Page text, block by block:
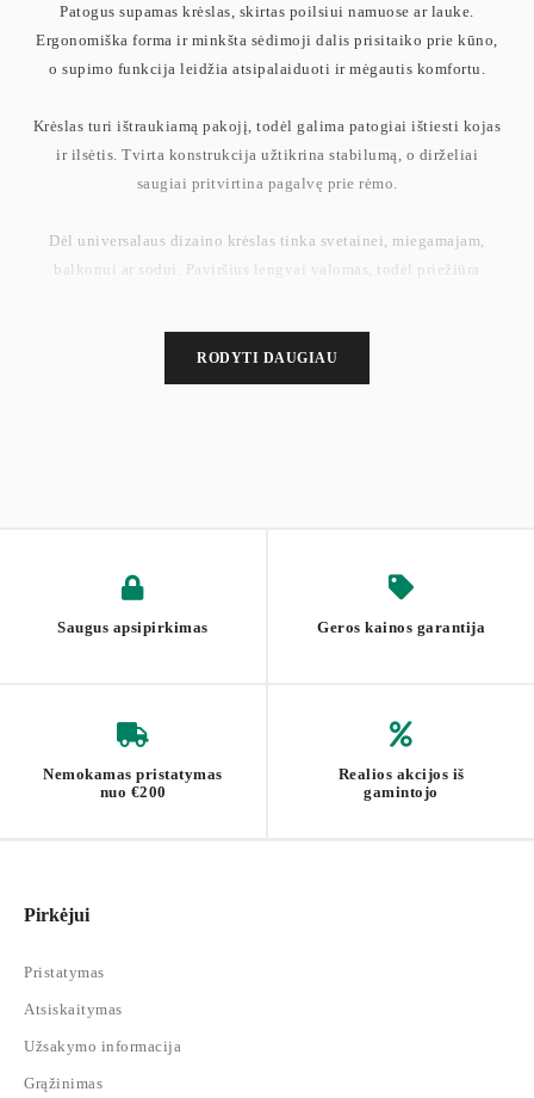
Patogus supamas krėslas, skirtas poilsiui namuose ar lauke.
Ergonomiška forma ir minkšta sėdimoji dalis prisitaiko prie kūno,
o supimo funkcija leidžia atsipalaiduoti ir mėgautis komfortu.
Krėslas turi ištraukiamą pakojį, todėl galima patogiai ištiesti kojas
ir ilsėtis. Tvirta konstrukcija užtikrina stabilumą, o dirželiai
saugiai pritvirtina pagalvę prie rėmo.
Dėl universalaus dizaino krėslas tinka svetainei, miegamajam,
balkonui ar sodui. Paviršius lengvai valomas, todėl priežiūra
Svoris: 14.5 kg
Maksimali apkrova: 136 kg
RODYTI DAUGIAU
Saugus apsipirkimas Geros kainos garantija
Nemokamas pristatymas
nuo €200
Realios akcijos iš
gamintojo
Pirkėjui
Pristatymas
Atsiskaitymas
Užsakymo informacija
Grąžinimas